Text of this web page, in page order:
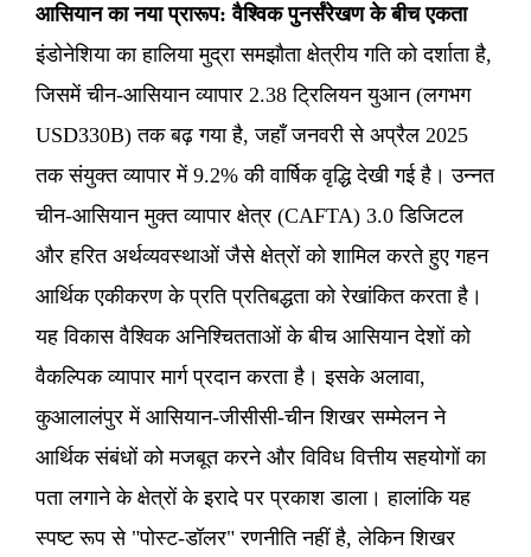
आसियान का नया प्रारूप: वैश्विक पुनर्संरेखण के बीच एकता
इंडोनेशिया का हालिया मुद्रा समझौता क्षेत्रीय गति को दर्शाता है,
जिसमें चीन-आसियान व्यापार 2.38 ट्रिलियन युआन (लगभग
USD330B) तक बढ़ गया है, जहाँ जनवरी से अप्रैल 2025
तक संयुक्त व्यापार में 9.2% की वार्षिक वृद्धि देखी गई है। उन्नत
चीन-आसियान मुक्त व्यापार क्षेत्र (CAFTA) 3.0 डिजिटल
और हरित अर्थव्यवस्थाओं जैसे क्षेत्रों को शामिल करते हुए गहन
आर्थिक एकीकरण के प्रति प्रतिबद्धता को रेखांकित करता है।
यह विकास वैश्विक अनिश्चितताओं के बीच आसियान देशों को
वैकल्पिक व्यापार मार्ग प्रदान करता है। इसके अलावा,
कुआलालंपुर में आसियान-जीसीसी-चीन शिखर सम्मेलन ने
आर्थिक संबंधों को मजबूत करने और विविध वित्तीय सहयोगों का
पता लगाने के क्षेत्रों के इरादे पर प्रकाश डाला। हालांकि यह
स्पष्ट रूप से "पोस्ट-डॉलर" रणनीति नहीं है, लेकिन शिखर